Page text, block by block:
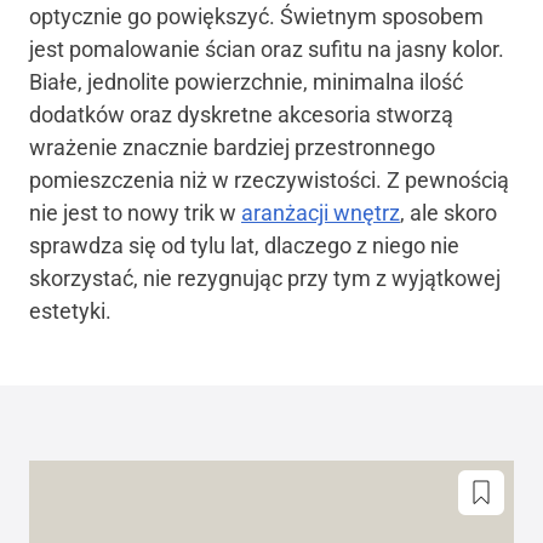
optycznie go powiększyć. Świetnym sposobem
jest pomalowanie ścian oraz sufitu na jasny kolor.
Białe, jednolite powierzchnie, minimalna ilość
dodatków oraz dyskretne akcesoria stworzą
wrażenie znacznie bardziej przestronnego
pomieszczenia niż w rzeczywistości. Z pewnością
nie jest to nowy trik w aranżacji wnętrz, ale skoro
sprawdza się od tylu lat, dlaczego z niego nie
skorzystać, nie rezygnując przy tym z wyjątkowej
estetyki.